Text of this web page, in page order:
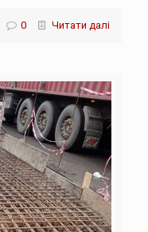
0 Читати далі